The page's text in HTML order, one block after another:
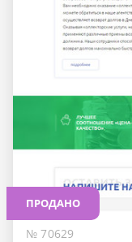
ПРОДАНО
№ 70629